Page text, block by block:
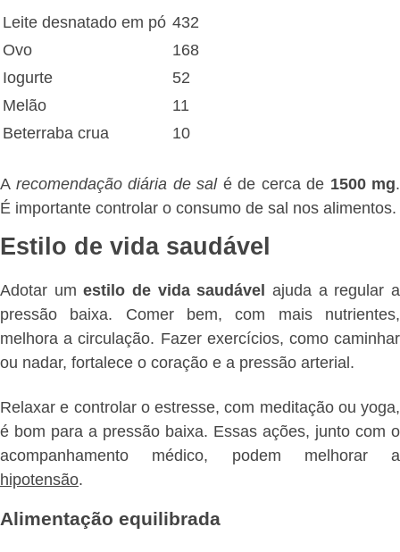
Leite desnatado em pó 432
Ovo
168
Iogurte
52
Melão
11
Beterraba crua
10
A recomendação diária de salé de cerca de 1500 mg.
É importante controlar o consumo de sal nos alimentos.
Estilo de vida saudável
Adotar umestilo de vida saudável
ajuda a regular a
pressão baixa. Comer bem, com mais nutrientes,
melhora a circulação. Fazer exercícios, como caminhar
ou nadar, fortalece o coração e a pressão arterial.
Relaxar e controlar o estresse, com meditação ou yoga,
é bom para a pressão baixa. Essas ações, junto com o
acompanhamento médico, podem melhorar a
hipotensão.
Alimentação equilibrada